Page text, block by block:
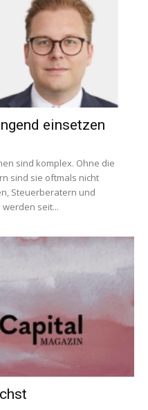
einsetzen
sind komplex. Ohne die
sind sie oftmals nicht
Steuerberatern und
seit...